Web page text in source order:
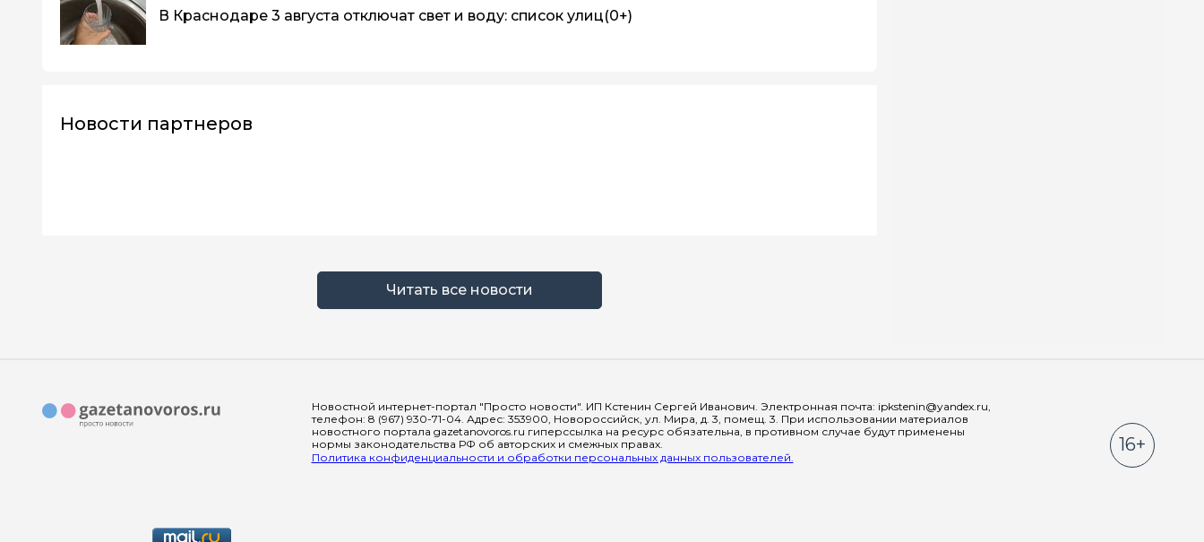
В Краснодаре 3 августа отключат свет и воду: список улиц(0+)
Новости партнеров
Читать все новости
Новостной интернет-портал "Просто новости". ИП Кстенин Сергей Иванович. Электронная почта: ipkstenin@yandex.ru,
телефон: 8 (967) 930-71-04. Адрес: 353900, Новороссийск, ул. Мира, д. 3, помещ. 3. При использовании материалов
новостного портала gazetanovoros.ru гиперссылка на ресурс обязательна, в противном случае будут применены
нормы законодательства РФ об авторских и смежных правах.
Политика конфиденциальности и обработки персональных данных пользователей.
16+